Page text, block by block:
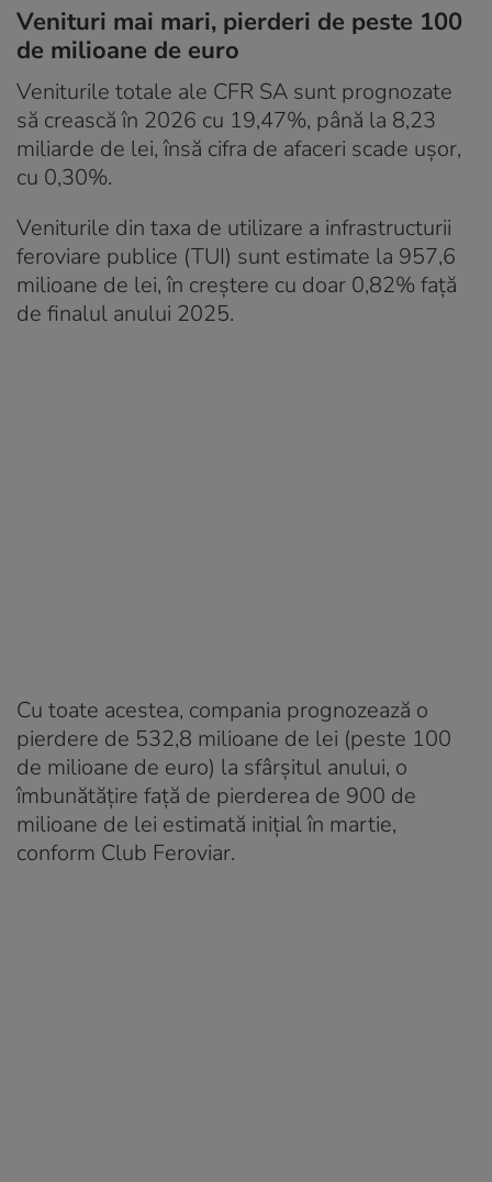
Venituri mai mari, pierderi de peste 100
de milioane de euro
Veniturile totale ale CFR SA sunt prognozate
să crească în 2026 cu 19,47%, până la 8,23
miliarde de lei, însă cifra de afaceri scade ușor,
cu 0,30%.
Veniturile din taxa de utilizare a infrastructurii
feroviare publice (TUI) sunt estimate la 957,6
milioane de lei, în creștere cu doar 0,82% față
de finalul anului 2025.
Cu toate acestea, compania prognozează o
pierdere de 532,8 milioane de lei (peste 100
de milioane de euro) la sfârșitul anului, o
îmbunătățire față de pierderea de 900 de
milioane de lei estimată inițial în martie,
conform Club Feroviar.